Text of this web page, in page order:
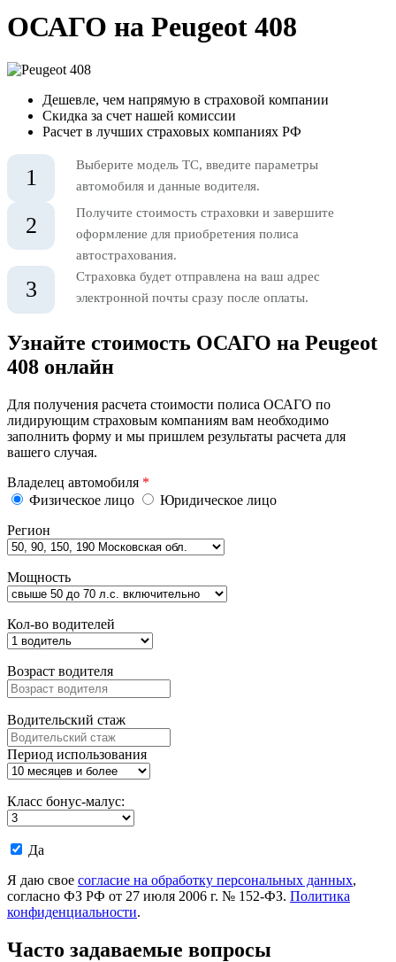
ОСАГО на Peugeot 408
Дешевле, чем напрямую в страховой компании
Скидка за счет нашей комиссии
Расчет в лучших страховых компаниях РФ
1
Выберите модель ТС, введите параметры
автомобиля и данные водителя.
2
Получите стоимость страховки и завершите
оформление для приобретения полиса
автострахования.
3
Страховка будет отправлена на ваш адрес
электронной почты сразу после оплаты.
Узнайте стоимость ОСАГО на Peugeot
408 онлайн
Для получения расчета стоимости полиса ОСАГО по
лидирующим страховым компаниям вам необходимо
заполнить форму и мы пришлем результаты расчета для
вашего случая.
Владелец автомобиля *
Физическое лицо
Юридическое лицо
Регион
Мощность
Кол-во водителей
Возраст водителя
Водительский стаж
Период использования
Класс бонус-малус:
Даю
на
обработку
моих
данных.
Да
Я даю свое согласие на обработку персональных данных,
согласно ФЗ РФ от 27 июля 2006 г. № 152-ФЗ. Политика
конфиденциальности.
Часто задаваемые вопросы